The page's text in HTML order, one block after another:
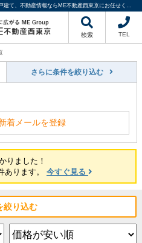
大泉学園駅 中古マンション｜東京の新築・中古一戸建て、不動産情報ならME不動産西東京にお任せください
検索 TEL
さらに条件を絞り込む
着メールを登録
りました！
あります。 今すぐ見る
絞り込む